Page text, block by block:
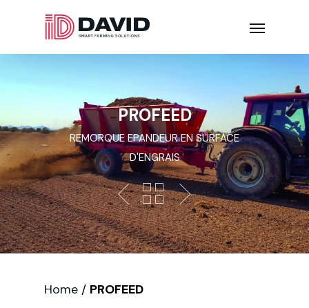
PROFEED
REMORQUE EPANDEUR EN SURFACE
D'ENGRAIS
Home / PROFEED